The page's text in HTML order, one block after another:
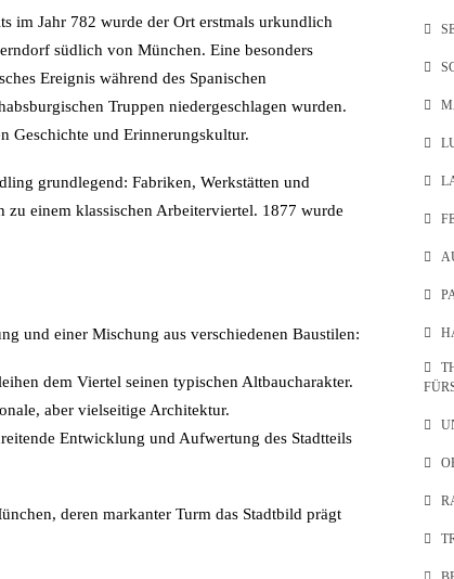
im Jahr 782 wurde der Ort erstmals urkundlich
südlich von München. Eine besonders
Ereignis während des Spanischen
Truppen niedergeschlagen wurden.
Geschichte und Erinnerungskultur.
grundlegend: Fabriken, Werkstätten und
einem klassischen Arbeiterviertel. 1877 wurde
und einer Mischung aus verschiedenen Baustilen:
dem Viertel seinen typischen Altbaucharakter.
aber vielseitige Architektur.
Entwicklung und Aufwertung des Stadtteils
deren markanter Turm das Stadtbild prägt